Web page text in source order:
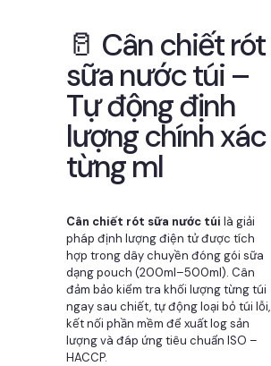
🥛 Cân chiết rót
sữa nước túi –
Tự động định
lượng chính xác
từng ml
Cân chiết rót sữa nước túi là giải
pháp định lượng điện tử được tích
hợp trong dây chuyền đóng gói sữa
dạng pouch (200ml–500ml). Cân
đảm bảo kiểm tra khối lượng từng túi
ngay sau chiết, tự động loại bỏ túi lỗi,
kết nối phần mềm để xuất log sản
lượng và đáp ứng tiêu chuẩn ISO –
HACCP.